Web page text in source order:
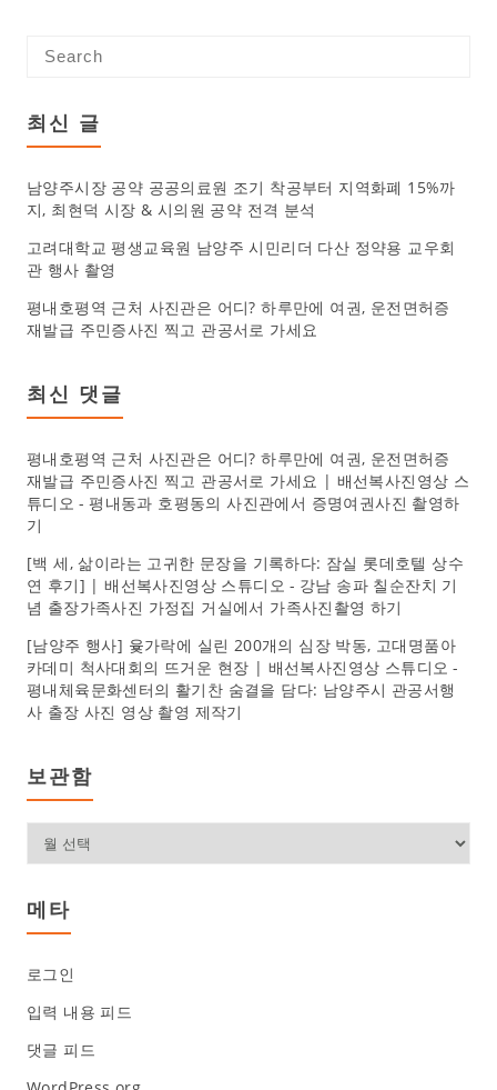
최신 글
남양주시장 공약 공공의료원 조기 착공부터 지역화폐 15%까
지, 최현덕 시장 & 시의원 공약 전격 분석
고려대학교 평생교육원 남양주 시민리더 다산 정약용 교우회
관 행사 촬영
평내호평역 근처 사진관은 어디? 하루만에 여권, 운전면허증
재발급 주민증사진 찍고 관공서로 가세요
최신 댓글
평내호평역 근처 사진관은 어디? 하루만에 여권, 운전면허증
재발급 주민증사진 찍고 관공서로 가세요 | 배선복사진영상 스
튜디오 -평내동과 호평동의 사진관에서 증명여권사진 촬영하
기
[백 세, 삶이라는 고귀한 문장을 기록하다: 잠실 롯데호텔 상수
연 후기] | 배선복사진영상 스튜디오 - 강남 송파 칠순잔치 기
념 출장가족사진 가정집 거실에서 가족사진촬영 하기
[남양주 행사] 윷가락에 실린 200개의 심장 박동, 고대명품아
카데미 척사대회의 뜨거운 현장 | 배선복사진영상 스튜디오 -
평내체육문화센터의 활기찬 숨결을 담다: 남양주시 관공서행
사 출장 사진 영상 촬영 제작기
보관함보
관
메타
로그인
입력 내용 피드
댓글 피드